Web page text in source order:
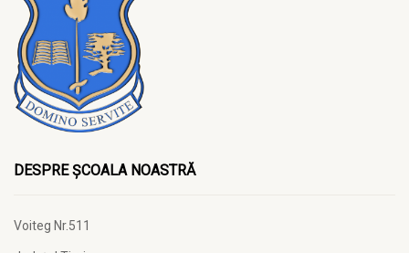
DESPRE ȘCOALA NOASTRĂ
Voiteg Nr.511